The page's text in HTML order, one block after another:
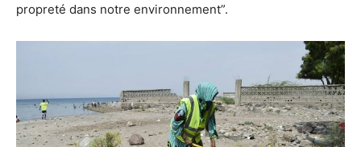
propreté dans notre environnement”.